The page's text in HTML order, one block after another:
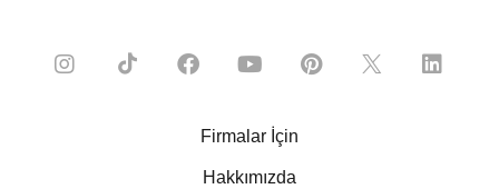
Firmalar İçin
Hakkımızda